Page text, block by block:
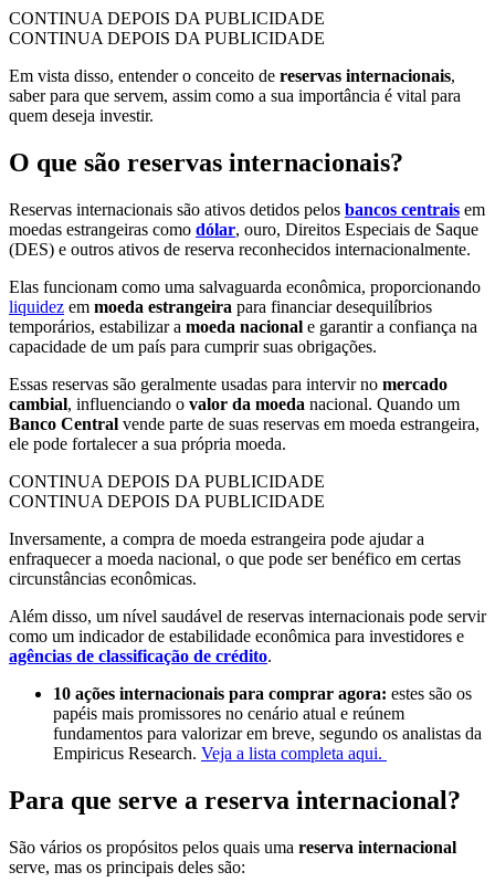
CONTINUA DEPOIS DA PUBLICIDADE
CONTINUA DEPOIS DA PUBLICIDADE
Em vista disso, entender o conceito de reservas internacionais,
saber para que servem, assim como a sua importância é vital para
quem deseja investir.
O que são reservas internacionais?
Reservas internacionais são ativos detidos pelos bancos centrais em
moedas estrangeiras como dólar, ouro, Direitos Especiais de Saque
(DES) e outros ativos de reserva reconhecidos internacionalmente.
Elas funcionam como uma salvaguarda econômica, proporcionando
liquidez em moeda estrangeira para financiar desequilíbrios
temporários, estabilizar a moeda nacional e garantir a confiança na
capacidade de um país para cumprir suas obrigações.
Essas reservas são geralmente usadas para intervir no mercado
cambial, influenciando o valor da moeda nacional. Quando um
Banco Central vende parte de suas reservas em moeda estrangeira,
ele pode fortalecer a sua própria moeda.
CONTINUA DEPOIS DA PUBLICIDADE
CONTINUA DEPOIS DA PUBLICIDADE
Inversamente, a compra de moeda estrangeira pode ajudar a
enfraquecer a moeda nacional, o que pode ser benéfico em certas
circunstâncias econômicas.
Além disso, um nível saudável de reservas internacionais pode servir
como um indicador de estabilidade econômica para investidores e
agências de classificação de crédito.
10 ações internacionais para comprar agora: estes são os
papéis mais promissores no cenário atual e reúnem
fundamentos para valorizar em breve, segundo os analistas da
Empiricus Research. Veja a lista completa aqui.
Para que serve a reserva internacional?
São vários os propósitos pelos quais uma reserva internacional
serve, mas os principais deles são: